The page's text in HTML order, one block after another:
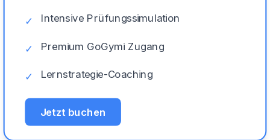
✓ Intensive Prüfungssimulation
✓ Premium GoGymi Zugang
✓ Lernstrategie-Coaching
Jetzt buchen